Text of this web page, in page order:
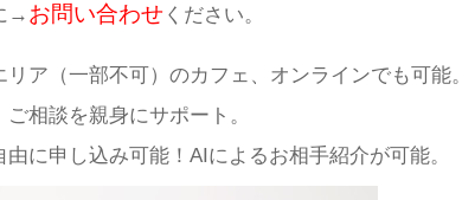
→ お問い合わせ ください。
ア（一部不可）のカフェ、オンラインでも可能。
相談を親身にサポート。
に申し込み可能！AIによるお相手紹介が可能。